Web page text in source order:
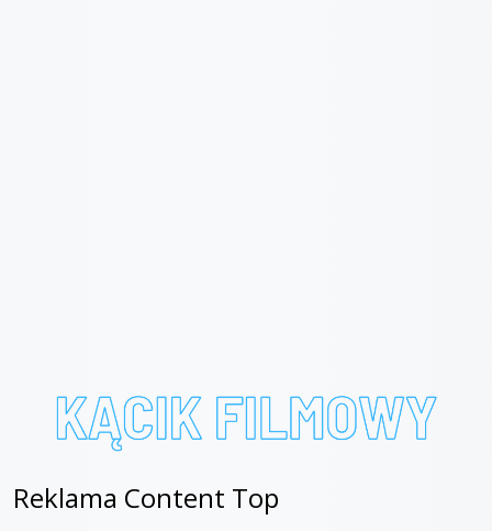
Reklama Content Top